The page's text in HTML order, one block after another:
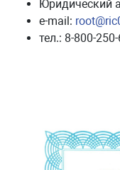
Юридический
e-mail:
тел.: 8-800-